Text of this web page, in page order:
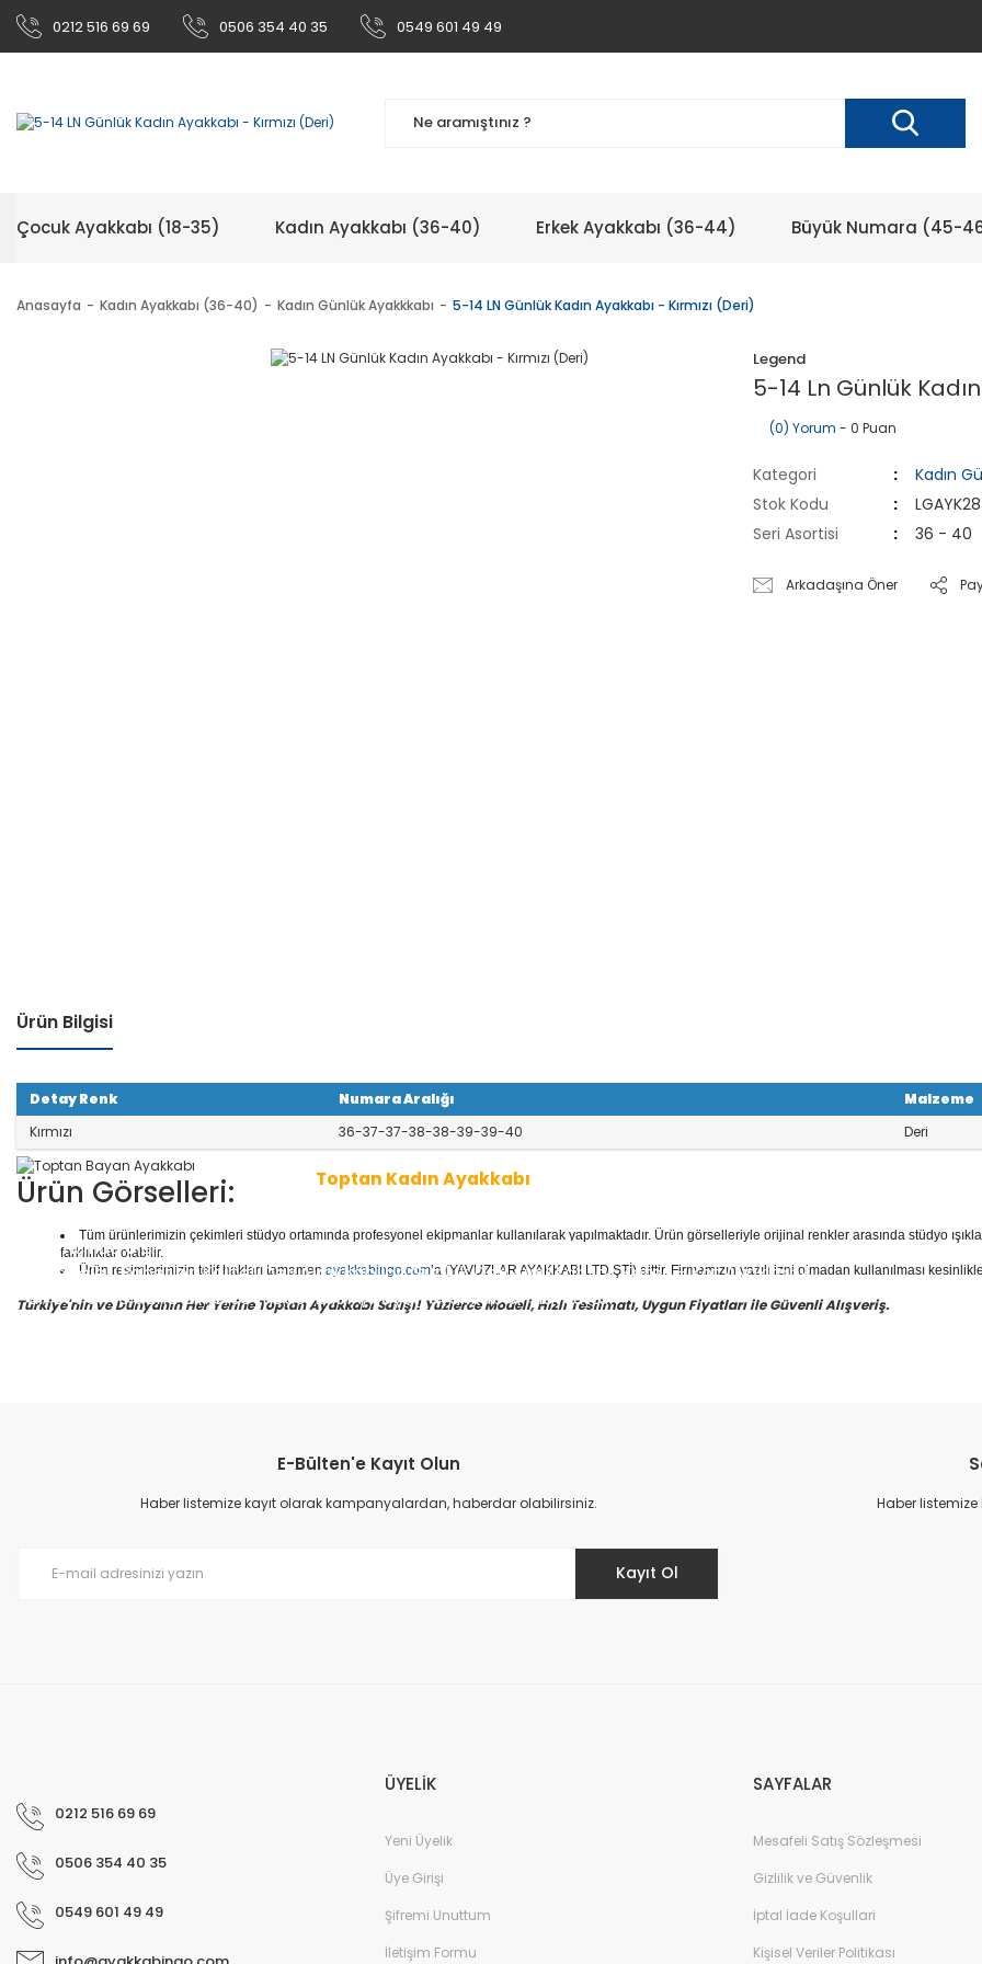
0212 516 69 69 0506 354 40 35 0549 601 49 49
Çocuk Ayakkabı (18-35) Kadın Ayakkabı (36-40) Erkek Ayakkabı (36-44) Büyük Numara (45-
Anasayfa Kadın Ayakkabı (36-40) Kadın Günlük Ayakkkabı 5-14 LN Günlük Kadın Ayakkabı - Kırmızı (Deri)
Legend
5-14 Ln Günlük
(0) Yorum - 0 Puan
Kategori
Kadın
Stok Kodu
LGAYK28
Seri Asortisi
36 - 40
Arkadaşına Öner
Ürün Bilgisi
Detay Renk Numara Aralığı
Malzeme
Kırmızı
36-37-37-38-38-39-39-40 Deri
Toptan Kadın Ayakkabı
1 seri içinde8çift ayakkabı bulunur. Toptan Kadın/Bayan Ayakkabı
kategorisinde; Stilettola
r, Abiyeler, Babetler, Kaliteli Deri Ayakkabılar, Günlük Deri Ayakkabılar, Keten - Kot Ayakkabıl
ar, Botlar ve daha binlerce model kadın/bayan ayakkabısı mevcuttur.
Ürün Görselleri:
Tüm ürünlerimizin çekimleri stüdyo ortamında profesyonel ekipmanlar kullanılarak yapılmaktadır. Ürün görselleriyle orijinal renkler arasında stüdyo
farklılıklar olabilir.
Ürün resimlerimizin telif hakları tamamen ayakkabingo.com’a (YAVUZLAR AYAKKABI LTD.ŞTİ) aittir. Firmamızın yazılı izni olmadan kullanılması
Türkiye'nin ve Dünyanın Her Yerine Toptan Ayakkabı Satışı! Yüzlerce Modeli, Hızlı Teslimatı, Uygun Fiyatları ile Güvenli Alışveriş.
E-Bülten'e Kayıt Olun
Haber listemize kayıt olarak kampanyalardan, haberdar olabilirsiniz.
Kayıt Ol
Haber
0212 516 69 69
0506 354 40 35
0549 601 49 49
ÜYELİK
Yeni Üyelik
Üye Girişi
Şifremi Unuttum
İletişim Formu
SAYFALAR
Mesafeli Satış Sözleşmesi
Gizlilik ve Güvenlik
İptal İade Koşullari
Kişisel Veriler Politikası